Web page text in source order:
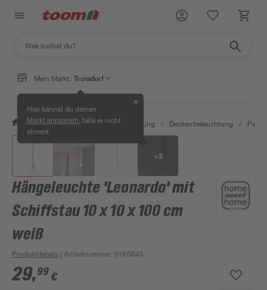
Mein Markt: Troisdorf
Hier kannst du deinen
Markt anpassen , falls er nicht
stimmt.
✕
/ Wohnen & Haushalt / Beleuchtung / Deckenbeleuchtung /
+2
Hängeleuchte 'Leonardo' mit
Schiffstau 10 x 10 x 100 cm
weiß
Produktdetails | Artikelnummer:9180845
29,99 €